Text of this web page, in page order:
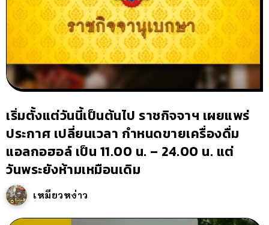
เริ่มตั้งแต่วันนี้เป็นต้นไป ราชกิจจาฯ เผยแพร่
ประกาศ เปลี่ยนเวลา กำหนดขายเครื่องดื่ม
แอลกอฮอล์ เป็น 11.00 น. – 24.00 น. แต่
วันพระยังห้ามเหมือนเดิม
เหมียวหง่าว